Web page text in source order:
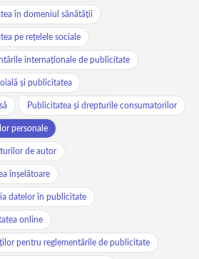
în domeniul sănătății
pe rețelele sociale
internaționale de publicitate
și publicitatea
Publicitatea și drepturile consumatorilor
personale
de autor
înșelătoare
datelor în publicitate
online
pentru reglementările de publicitate